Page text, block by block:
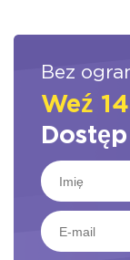
Bez
Weź